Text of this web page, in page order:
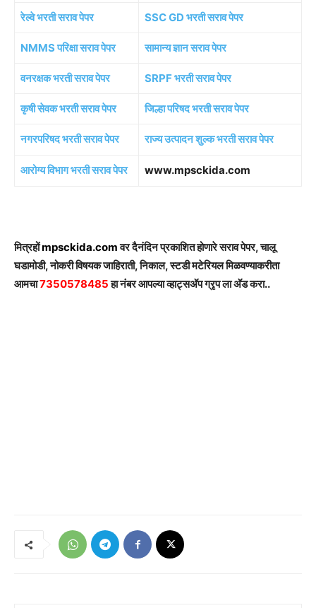
रेल्वे भरती सराव पेपर SSC GD भरती सराव पेपर
NMMS परिक्षा सराव पेपर सामान्य ज्ञान सराव पेपर
वनरक्षक भरती सराव पेपर SRPF भरती सराव पेपर
कृषी सेवक भरती सराव पेपर जिल्हा परिषद भरती सराव पेपर
नगरपरिषद भरती सराव पेपर राज्य उत्पादन शुल्क भरती सराव पेपर
आरोग्य विभाग भरती सराव पेपर www.mpsckida.com
मित्रहोंmpsckida.comवर दैनंदिन प्रकाशित होणारे सराव पेपर, चालू
घडामोडी, नोकरी विषयक जाहिराती, निकाल, स्टडी मटेरियल मिळवण्याकरीता
आमचा7350578485हा नंबर आपल्या व्हाट्सअ‍ॅप ग्रृप ला अ‍ॅड करा..